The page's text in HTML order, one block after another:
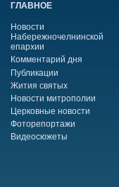
ГЛАВНОЕ
Новости
Набережночелнинской
епархии
Комментарий дня
Публикации
Жития святых
Новости митрополии
Церковные новости
Фоторепортажи
Видеосюжеты